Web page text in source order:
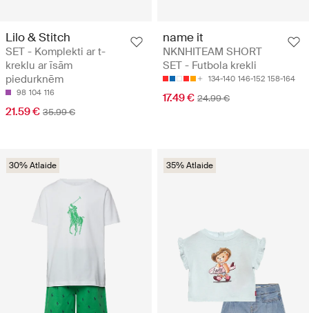
Lilo & Stitch
SET - Komplekti ar t-
kreklu ar īsām
piedurknēm
98 104 116
21.59 € 35.99 €
name it
NKNHITEAM SHORT
SET - Futbola krekli
134-140 146-152 158-164
17.49 € 24.99 €
30% Atlaide 35% Atlaide